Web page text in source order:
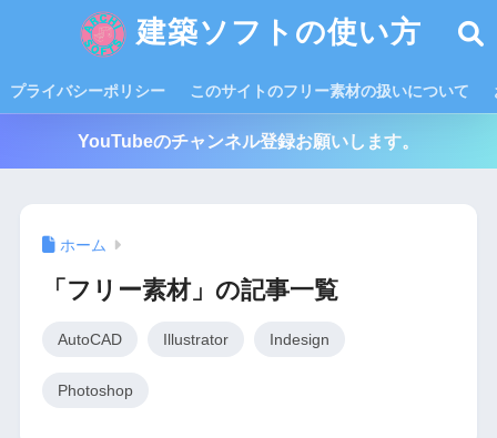
建築ソフトの使い方
プライバシーポリシー このサイトのフリー素材の扱いについて
YouTubeのチャンネル登録お願いします。
ホーム
「フリー素材」の記事一覧
AutoCAD Illustrator Indesign
Photoshop